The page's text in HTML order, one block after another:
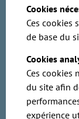
Cookies
Ces cookies
de base du
Cookies
Ces cookies
du site afin
expérience
JACOB a
filtres avec
machines
exigences.
global, il suffit
procéder à la
planification